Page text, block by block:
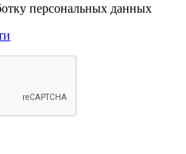
персональных данных